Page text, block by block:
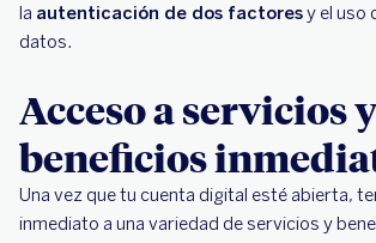
la autenticación de dos factoresy el uso
datos.
Acceso a servicios y
beneficios
Una vez que tu cuenta digital esté abierta,
inmediato a una variedad de servicios y